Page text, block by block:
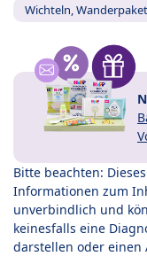
Wichteln,
Bitte beachten:
Informationen zum
unverbindlich und
keinesfalls eine
darstellen oder einen